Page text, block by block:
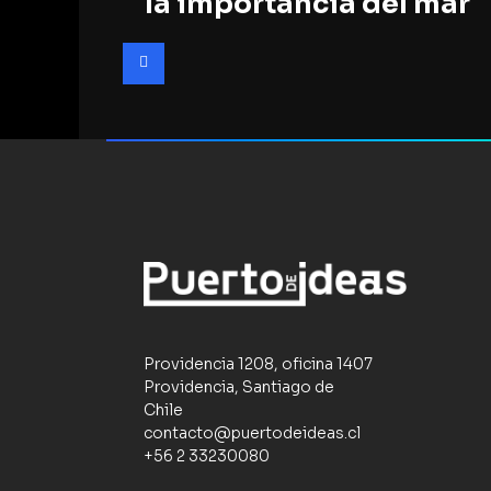
Providencia 1208, oficina 1407
Providencia, Santiago de
Chile
contacto@puertodeideas.cl
+56 2 33230080